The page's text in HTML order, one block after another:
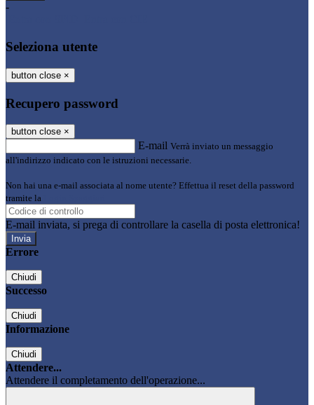
-
Seleziona utente
button close ×
Recupero password
button close ×
E-mail Verrà inviato un messaggio
all'indirizzo indicato con le istruzioni necessarie.
Non hai una e-mail associata al nome utente? Effettua il reset della password
tramite la
E-mail inviata, si prega di controllare la casella di posta elettronica!
Errore
Chiudi
Successo
Chiudi
Informazione
Chiudi
Attendere...
Attendere il completamento dell'operazione...